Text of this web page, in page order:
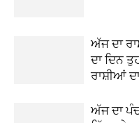
ਅੱਜ ਦਾ
ਦਾ ਦਿਨ
ਰਾਸ਼ੀਆਂ
ਅੱਜ ਦਾ